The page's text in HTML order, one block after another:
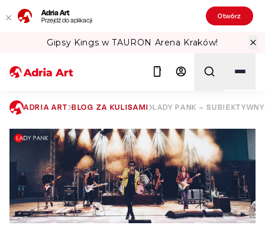
Adria Art
Przejdź do aplikacji Otwórz
Gipsy Kings w TAURON Arena Kraków!
Szukaj
ADRIA ART BLOG ZA KULISAMI LADY PANK –